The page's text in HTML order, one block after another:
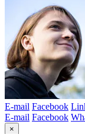
E-mail Facebook
E-mail Facebook
×